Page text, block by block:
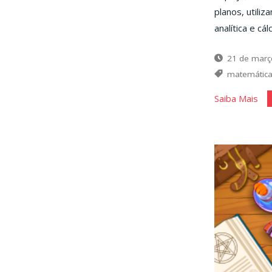
planos,
analítica e
21 de
matemática
Saiba Mais
e
e
e